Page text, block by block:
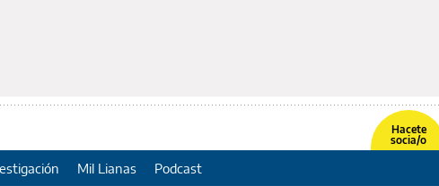
Hacete
socia/o
Mil Lianas Podcast